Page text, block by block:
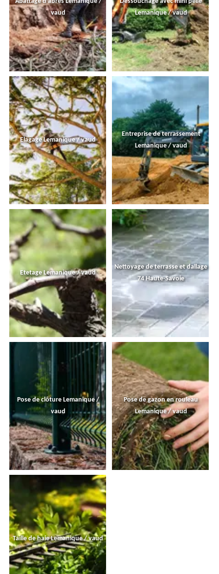
vaud
Lemanique / vaud
Elagage Lemanique / vaud
Entreprise de terrassement
Lemanique / vaud
Etetage Lemanique / vaud
Nettoyage de terrasse et dallage
74 Haute-Savoie
Pose de clôture Lemanique /
vaud
Pose de gazon en rouleau
Lemanique / vaud
Taille de haie Lemanique / vaud